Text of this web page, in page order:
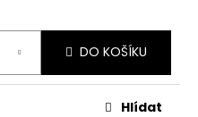
DO KOŠÍKU
Hlídat